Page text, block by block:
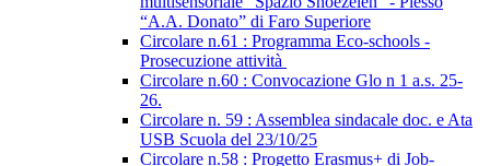
“A.A. Donato” di Faro Superiore
Circolare n.61 : Programma Eco-schools -
Prosecuzione attività
Circolare n.60 : Convocazione Glo n 1 a.s. 25-
26.
Circolare n. 59 : Assemblea sindacale doc. e Ata
USB Scuola del 23/10/25
Circolare n.58 : Progetto Erasmus+ di Job-